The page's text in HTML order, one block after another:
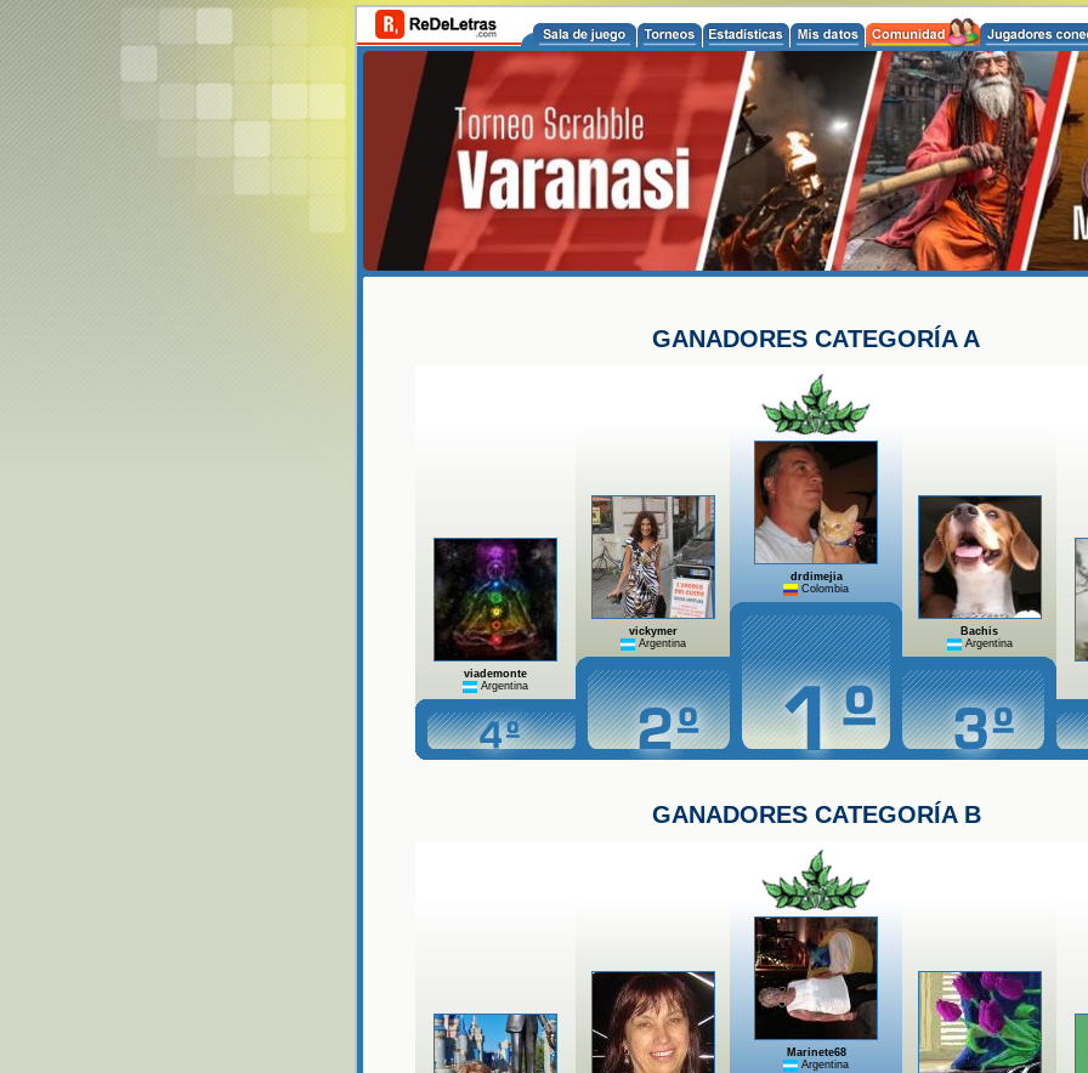
GANADORES CATEGORÍA A
viademonte
Argentina
vickymer
Argentina
drdimejia
Colombia
Bachis
Argentina
GANADORES CATEGORÍA B
Marinete68
Argentina